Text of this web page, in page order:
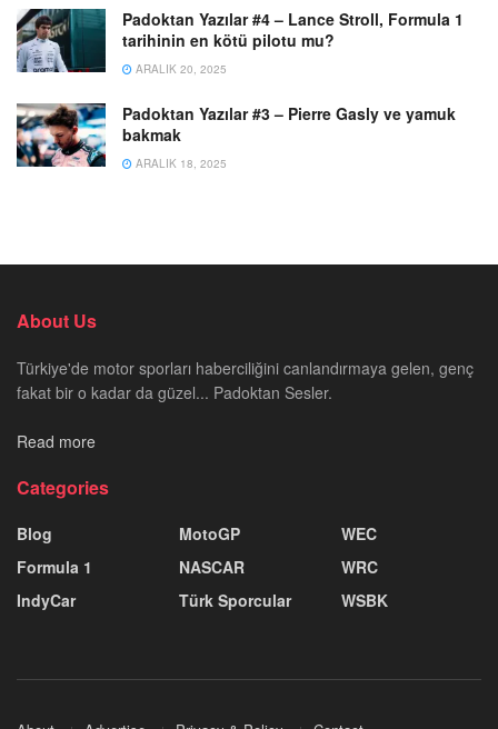
Padoktan Yazılar #4 – Lance Stroll, Formula 1
tarihinin en kötü pilotu mu?
ARALIK 20, 2025
Padoktan Yazılar #3 – Pierre Gasly ve yamuk
bakmak
ARALIK 18, 2025
About Us
Türkiye'de motor sporları haberciliğini canlandırmaya gelen, genç
fakat bir o kadar da güzel... Padoktan Sesler.
Read more
Categories
Blog
Formula 1
IndyCar
MotoGP
NASCAR
Türk Sporcular
WEC
WRC
WSBK